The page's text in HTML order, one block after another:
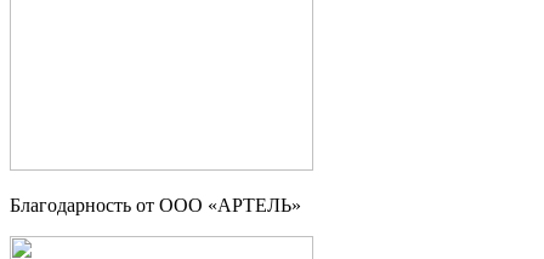
Благодарность от ООО «АРТЕЛЬ»